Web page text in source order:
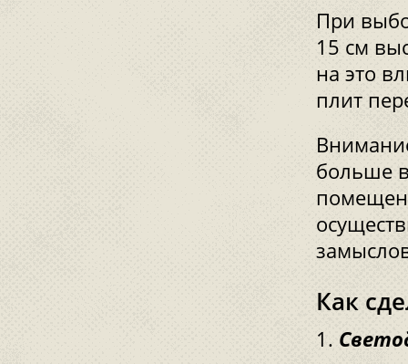
При
15 см
на это
плит
больше
Как